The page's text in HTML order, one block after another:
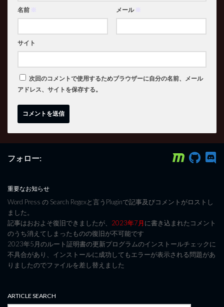
名前 ※ メール ※
サイト
次回のコメントで使用するためブラウザーに自分の名前、メール
アドレス、サイトを保存する。
フォロー:
重要なお知らせ
Word Press の Search Regexと言うPluginで記事及びコメントがロストし
ました。
記事はおおよそ復旧できましたが、 2023年7月に書き込まれたコメント
のうち消えてしまったものの復旧が不可能です
2023年5月のルート証明書の更新プログラムのインストールチェックに
不具合があり、インストールに成功してもエラーが表示される問題があ
りましたのでファイルを差し替えました
ARTICLE SEARCH